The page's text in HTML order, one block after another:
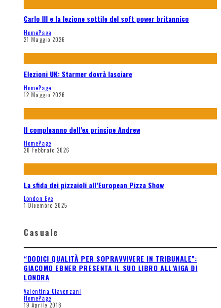
Carlo III e la lezione sottile del soft power britannico
HomePage
21 Maggio 2026
Elezioni UK: Starmer dovrà lasciare
HomePage
12 Maggio 2026
Il compleanno dell’ex principe Andrew
HomePage
20 Febbraio 2026
La sfida dei pizzaioli all’European Pizza Show
London Eye
1 Dicembre 2025
Casuale
“DODICI QUALITÀ PER SOPRAVVIVERE IN TRIBUNALE”:
GIACOMO EBNER PRESENTA IL SUO LIBRO ALL’AIGA DI
LONDRA
Valentina Clavenzani
HomePage
19 Aprile 2018